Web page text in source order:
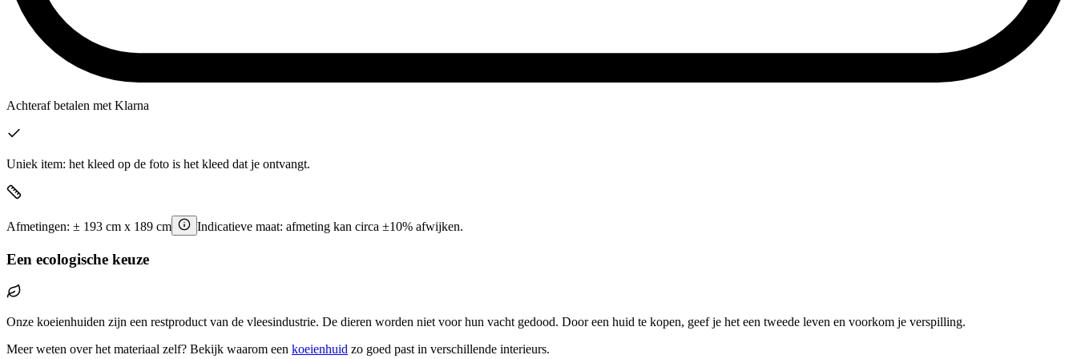
Achteraf betalen met Klarna
Uniek item: het kleed op de foto is het kleed dat je ontvangt.
Afmetingen: ± 193 cm x 189 cm Indicatieve maat: afmeting kan circa ±10% afwijken.
Een ecologische keuze
Onze koeienhuiden zijn een restproduct van de vleesindustrie. De dieren worden niet voor hun vacht gedood. Door een huid te kopen, geef je het een tweede leven en voorkom je verspilling.
Meer weten over het materiaal zelf? Bekijk waarom een koeienhuid zo goed past in verschillende interieurs.